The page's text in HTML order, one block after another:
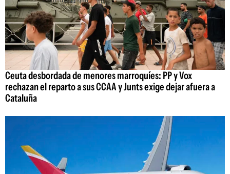
Ceuta desbordada de menores marroquíes: PP y Vox
rechazan el reparto a sus CCAA y Junts exige dejar afuera a
Cataluña